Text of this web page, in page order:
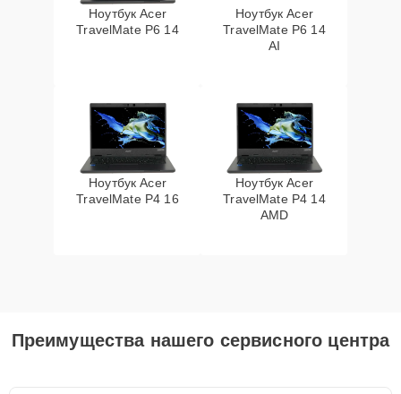
Ноутбук Acer
TravelMate P6 14
Ноутбук Acer
TravelMate P6 14
AI
Ноутбук Acer
TravelMate P4 16
Ноутбук Acer
TravelMate P4 14
AMD
Преимущества нашего сервисного центра